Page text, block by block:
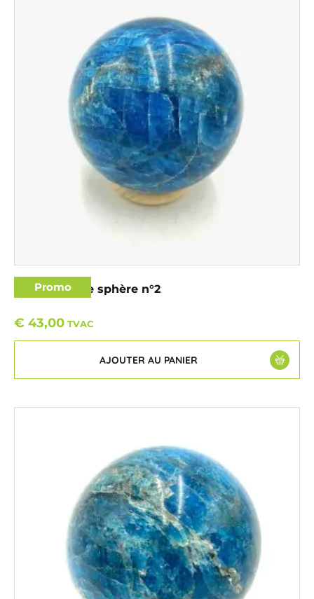
Promo
Apatite bleue sphère n°2
€ 43,00 TVAC
AJOUTER AU PANIER